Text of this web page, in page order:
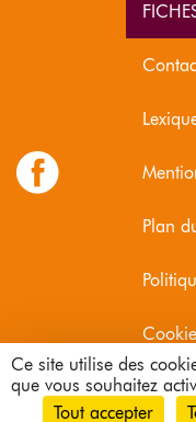
Ce site utilise des
que vous souhaitez
Tout accepter
Plan
L'abus d'alcool est